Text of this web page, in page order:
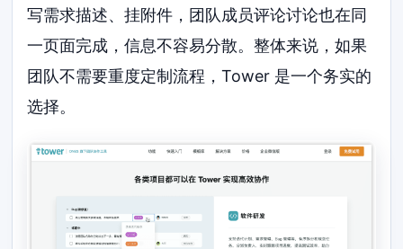
写需求描述、挂附件，团队成员评论讨论也在同
一页面完成，信息不容易分散。整体来说，如果
团队不需要重度定制流程，Tower 是一个务实的
选择。